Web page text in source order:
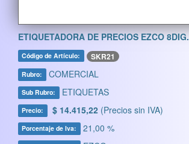
ETIQUETADORA DE PRECIOS EZCO 8DIG.
Código de Artículo: SKR21
Rubro: COMERCIAL
Sub Rubro: ETIQUETAS
Precio: $ 14.415,22 (Precios sin IVA)
Porcentaje de Iva: 21,00 %